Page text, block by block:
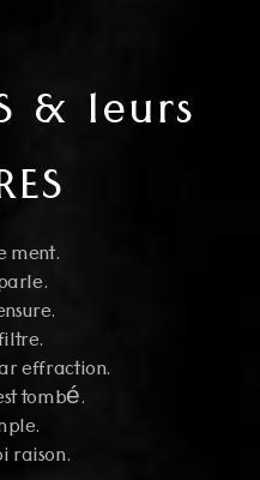
& leurs
ment.
effraction.
tombé.
raison.